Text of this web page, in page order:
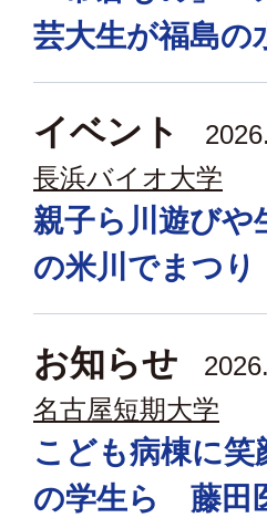
芸大生が福島の
イベント
長浜バイオ大学
親子ら川遊び
の米川でまつ
お知らせ
名古屋短期大学
こども病棟に
の学生ら 藤田